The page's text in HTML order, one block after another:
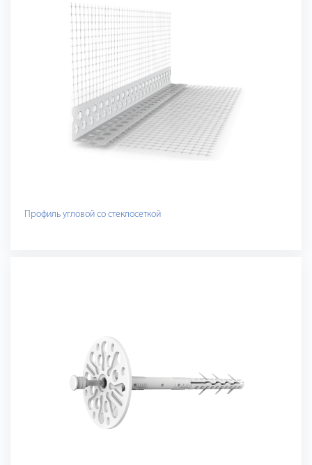
Профиль угловой со стеклосеткой